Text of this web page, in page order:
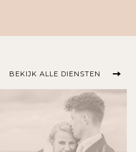
BEKIJK ALLE DIENSTEN